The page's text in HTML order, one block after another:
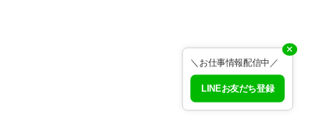
✕
＼お仕事情報配信中／
LINEお友だち登録